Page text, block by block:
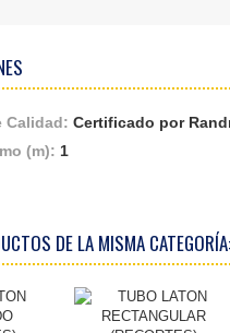
Calidad: Certificado por
(m): 1
DE LA MISMA CATEGORÍA: